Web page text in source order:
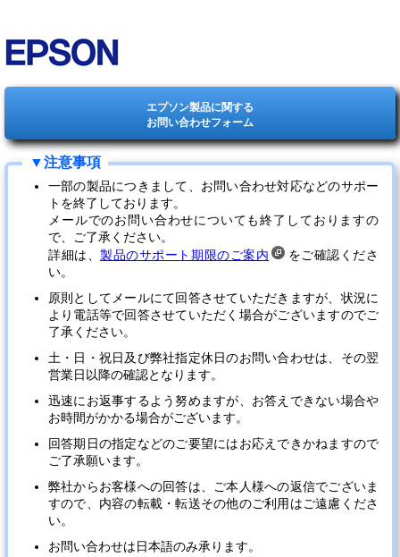
エプソン製品に関する
お問い合わせフォーム
一部の製品につきまして、お問い合わせ対応などのサポー
トを終了しております。
メールでのお問い合わせについても終了しておりますの
で、ご了承ください。
詳細は、製品のサポート期限のご案内
をご確認くださ
い。
原則としてメールにて回答させていただきますが、状況に
より電話等で回答させていただく場合がございますのでご
了承ください。
土・日・祝日及び弊社指定休日のお問い合わせは、その翌
営業日以降の確認となります。
迅速にお返事するよう努めますが、お答えできない場合や
お時間がかかる場合がございます。
回答期日の指定などのご要望にはお応えできかねますので
ご了承願います。
弊社からお客様への回答は、ご本人様への返信でございま
すので、内容の転載・転送その他のご利用はご遠慮くださ
い。
お問い合わせは日本語のみ承ります。